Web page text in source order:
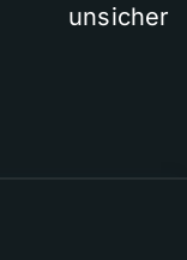
unsicher